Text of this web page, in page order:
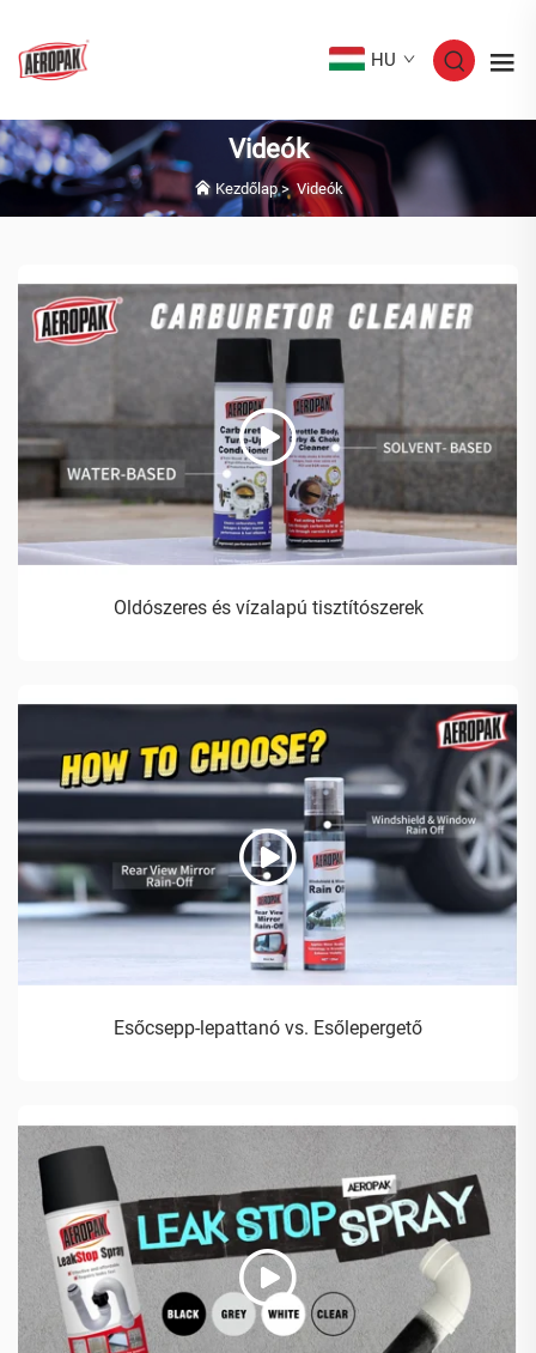
HU
Videók
Kezdőlap>Videók
Oldószeres és vízalapú tisztítószerek
Esőcsepp-lepattanó vs. Esőlepergető